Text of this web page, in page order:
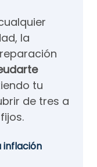
la
tu
de tres a
inflación